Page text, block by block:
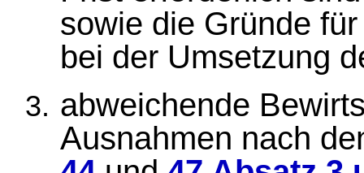
sowie die Gründe
bei der Umsetzung
abweichende
Ausnahmen nach